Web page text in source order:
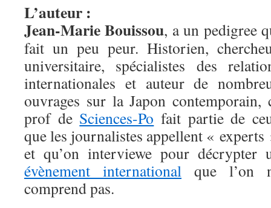
L’auteur :
Jean-Marie Bouissou, a un pedigree
fait un peu peur. Historien,
universitaire, spécialistes des
internationales et auteur de
ouvrages sur la Japon contemporain,
prof de Sciences-Po fait partie de
que les journalistes appellent « experts
et qu’on interviewe pour décrypter
évènement international que l’on
comprend pas.